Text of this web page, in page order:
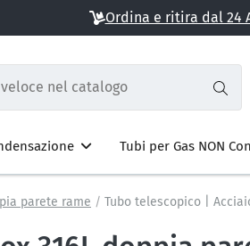
Ordina e ritira dal 24
Tubi per Gas NON
parete rame Tubo telescopico |